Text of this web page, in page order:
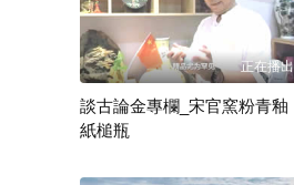
正在播出
談古論金專欄_宋官窯粉青釉
紙槌瓶